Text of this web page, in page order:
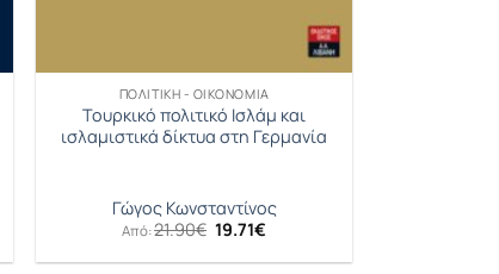
ΠΟΛΙΤΙΚΉ - ΟΙΚΟΝΟΜΊΑ
Τουρκικό πολιτικό Ισλάμ και
ισλαμιστικά δίκτυα στη Γερμανία
Γώγος Κωνσταντίνος
Από:21.90€ Original
price
was:
19.71€
τιμή